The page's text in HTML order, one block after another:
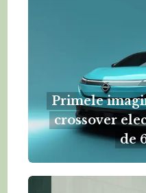
Primele
crossover
de